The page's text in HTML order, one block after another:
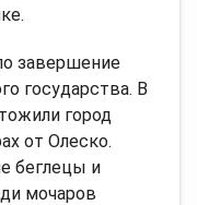
завершение
государства. В
город
от Олеско.
беглецы и
мочаров